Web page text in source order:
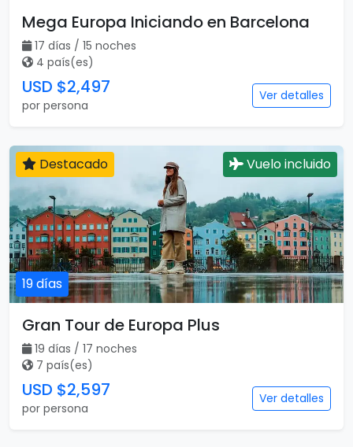
Mega Europa Iniciando en Barcelona
17 días / 15 noches
4 país(es)
USD $2,497
por persona
Ver detalles
19 días
Destacado Vuelo incluido
Gran Tour de Europa Plus
19 días / 17 noches
7 país(es)
USD $2,597
por persona
Ver detalles